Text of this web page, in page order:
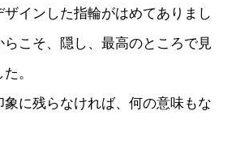
インした指輪がはめてありまし
こそ、隠し、最高のところで見
。
象に残らなければ、何の意味もな